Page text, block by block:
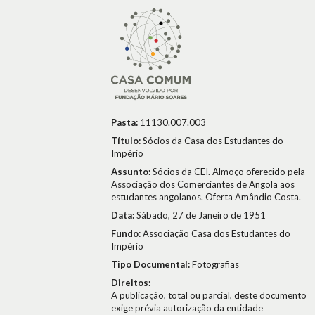
Pasta: 11130.007.003
Título:Sócios da Casa dos Estudantes do
Império
Assunto:Sócios da CEI. Almoço oferecido pela
Associação dos Comerciantes de Angola aos
estudantes angolanos. Oferta Amândio Costa.
Data:Sábado, 27 de Janeiro de 1951
Fundo:Associação Casa dos Estudantes do
Império
Tipo Documental:Fotografias
Direitos:
A publicação, total ou parcial, deste documento
exige prévia autorização da entidade